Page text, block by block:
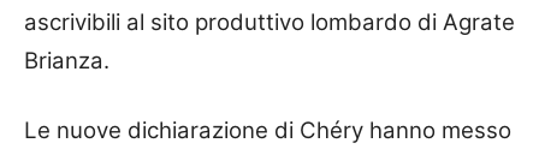
ascrivibili al sito produttivo lombardo di Agrate
Brianza.
Le nuove dichiarazione di Chéry hanno messo